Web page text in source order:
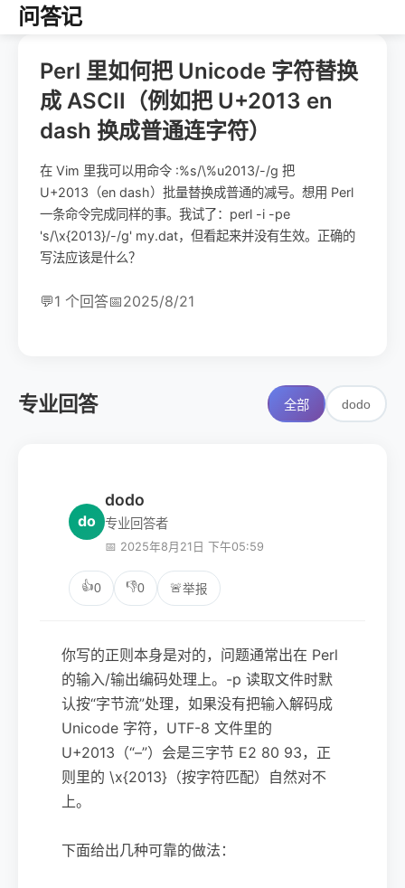
问答记
Perl 里如何把 Unicode 字符替换
成 ASCII（例如把 U+2013 en
dash 换成普通连字符）
在 Vim 里我可以用命令 :%s/\%u2013/-/g 把
U+2013（en dash）批量替换成普通的减号。想用 Perl
一条命令完成同样的事。我试了：perl -i -pe
's/\x{2013}/-/g' my.dat，但看起来并没有生效。正确的
写法应该是什么？
💬1 个回答📅2025/8/21
专业回答 全部 dodo
do
dodo
专业回答者
📅 2025年8月21日 下午05:59
👍0 👎0 🚨举报
你写的正则本身是对的，问题通常出在 Perl
的输入/输出编码处理上。-p 读取文件时默
认按“字节流”处理，如果没有把输入解码成
Unicode 字符，UTF-8 文件里的
U+2013（“–”）会是三字节 E2 80 93，正
则里的 \x{2013}（按字符匹配）自然对不
上。
下面给出几种可靠的做法：